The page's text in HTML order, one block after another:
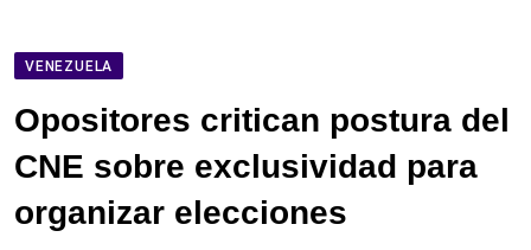
VENEZUELA
Opositores critican postura del
CNE sobre exclusividad para
organizar elecciones